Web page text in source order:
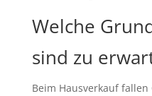
Welche
sind zu
Beim Hausverkauf